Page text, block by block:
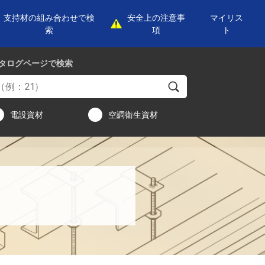
支持材の組み合わせで検
索
安全上の注意事
項
マイリス
ト
ログページで検索
電設資材 空調衛生資材